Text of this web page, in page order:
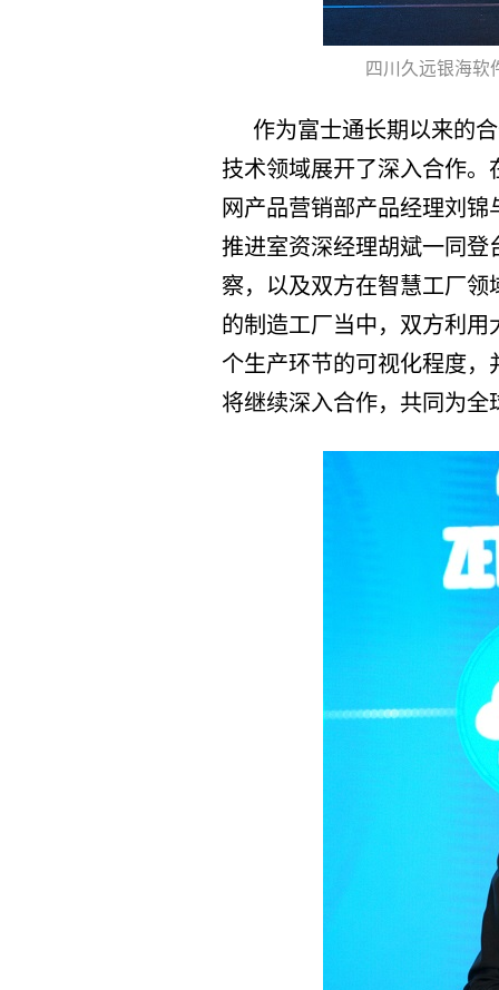
四川久远银海软
作为富士通长期以来的
技术领域展开了深入合作
网产品营销部产品经理刘
推进室资深经理胡斌一同
察，以及双方在智慧工厂
的制造工厂当中，双方利
个生产环节的可视化程度
将继续深入合作，共同为